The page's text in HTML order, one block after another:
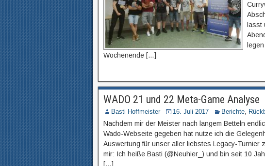
lasst
Wochenende […]
WADO 21 und 22 Meta-Game Analyse
Basti Hoffmeister 16. Juli 2017 Berichte,
Nachdem mir der Meister nach langem Betteln
Wado-Webseite gegeben hat nutze ich die
Auswertung für unser aller liebstes Legacy-Turnier
mir: Ich heiße Basti (@Neuhier_) und bin seit 10
[…]